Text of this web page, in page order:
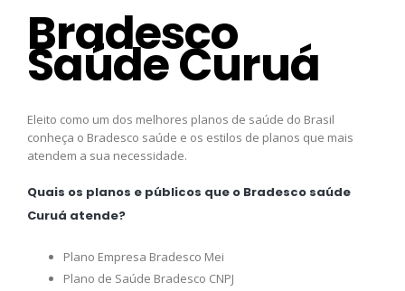
Bradesco
Saúde Curuá
Eleito como um dos melhores planos de saúde do Brasil
conheça o Bradesco saúde e os estilos de planos que mais
atendem a sua necessidade.
Quais os planos e públicos que o Bradesco saúde
Curuá atende?
Plano Empresa Bradesco Mei
Plano de Saúde Bradesco CNPJ